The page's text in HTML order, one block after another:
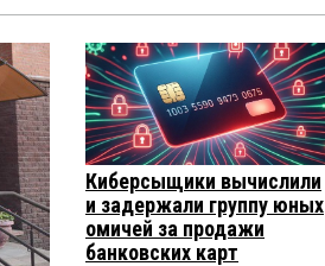
Киберсыщики вычислили
и задержали группу юных
омичей за продажи
банковских карт